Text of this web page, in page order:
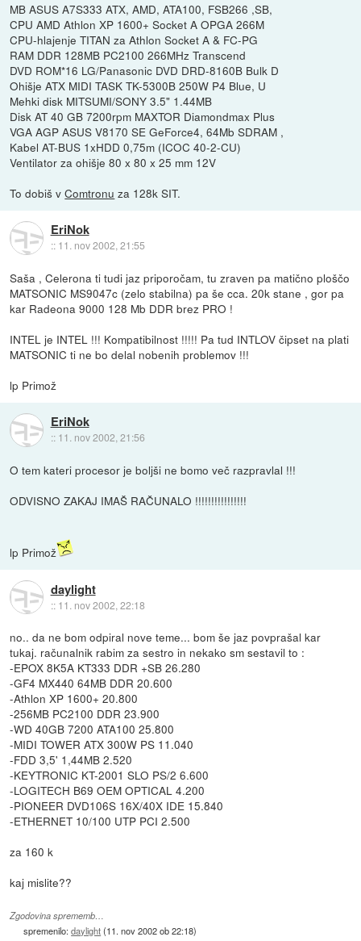
MB ASUS A7S333 ATX, AMD, ATA100, FSB266 ,SB,
CPU AMD Athlon XP 1600+ Socket A OPGA 266M
CPU-hlajenje TITAN za Athlon Socket A & FC-PG
RAM DDR 128MB PC2100 266MHz Transcend
DVD ROM*16 LG/Panasonic DVD DRD-8160B Bulk D
Ohišje ATX MIDI TASK TK-5300B 250W P4 Blue, U
Mehki disk MITSUMI/SONY 3.5" 1.44MB
Disk AT 40 GB 7200rpm MAXTOR Diamondmax Plus
VGA AGP ASUS V8170 SE GeForce4, 64Mb SDRAM ,
Kabel AT-BUS 1xHDD 0,75m (ICOC 40-2-CU)
Ventilator za ohišje 80 x 80 x 25 mm 12V
To dobiš vComtronu za 128k SIT.
EriNok
:: 11. nov 2002, 21:55
Saša , Celerona ti tudi jaz priporočam, tu zraven pa matično ploščo
MATSONIC MS9047c (zelo stabilna) pa še cca. 20k stane , gor pa
kar Radeona 9000 128 Mb DDR brez PRO !
INTEL je INTEL !!! Kompatibilnost !!!!! Pa tud INTLOV čipset na plati
MATSONIC ti ne bo delal nobenih problemov !!!
lp Primož
EriNok
:: 11. nov 2002, 21:56
O tem kateri procesor je boljši ne bomo več razpravlal !!!
ODVISNO ZAKAJ IMAŠ RAČUNALO !!!!!!!!!!!!!!!!
lp Primož
daylight
:: 11. nov 2002, 22:18
no.. da ne bom odpiral nove teme... bom še jaz povprašal kar
tukaj. računalnik rabim za sestro in nekako sm sestavil to :
-EPOX 8K5A KT333 DDR +SB 26.280
-GF4 MX440 64MB DDR 20.600
-Athlon XP 1600+ 20.800
-256MB PC2100 DDR 23.900
-WD 40GB 7200 ATA100 25.800
-MIDI TOWER ATX 300W PS 11.040
-FDD 3,5' 1,44MB 2.520
-KEYTRONIC KT-2001 SLO PS/2 6.600
-LOGITECH B69 OEM OPTICAL 4.200
-PIONEER DVD106S 16X/40X IDE 15.840
-ETHERNET 10/100 UTP PCI 2.500
za 160 k
kaj mislite??
Zgodovina sprememb…
spremenilo:daylight(11. nov 2002 ob 22:18)